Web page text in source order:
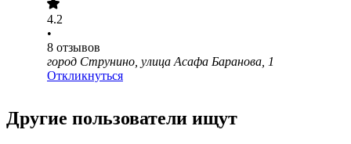
4.2
•
8 отзывов
город Струнино, улица Асафа Баранова, 1
Откликнуться
Другие пользователи ищут